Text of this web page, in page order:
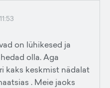
on lühikesed ja
olla. Aga
kaks keskmist nädalat
. Meie jaoks